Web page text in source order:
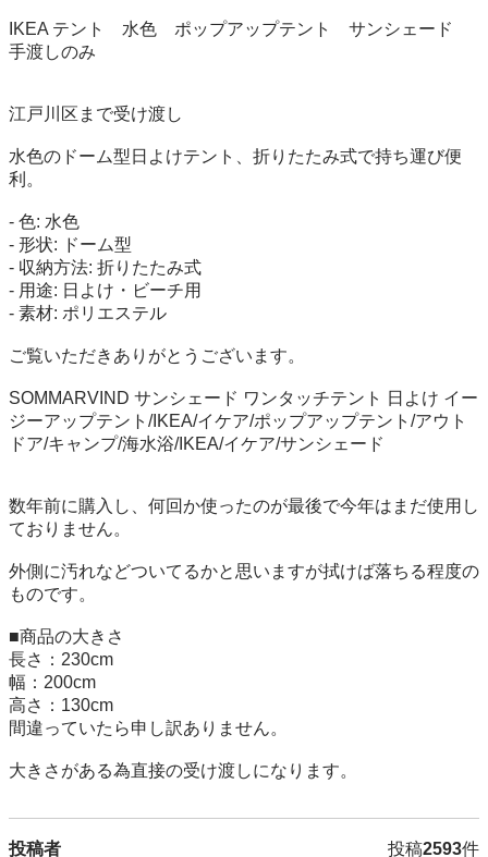
IKEA テント　水色　ポップアップテント　サンシェード
手渡しのみ
江戸川区まで受け渡し
水色のドーム型日よけテント、折りたたみ式で持ち運び便
利。
- 色: 水色
- 形状: ドーム型
- 収納方法: 折りたたみ式
- 用途: 日よけ・ビーチ用
- 素材: ポリエステル
ご覧いただきありがとうございます。
SOMMARVIND サンシェード ワンタッチテント 日よけ イー
ジーアップテント/IKEA/イケア/ポップアップテント/アウト
ドア/キャンプ/海水浴/IKEA/イケア/サンシェード
数年前に購入し、何回か使ったのが最後で今年はまだ使用し
ておりません。
外側に汚れなどついてるかと思いますが拭けば落ちる程度の
ものです。
■商品の大きさ
長さ：230cm
幅：200cm
高さ：130cm
間違っていたら申し訳ありません。
大きさがある為直接の受け渡しになります。
投稿者 投稿2593件